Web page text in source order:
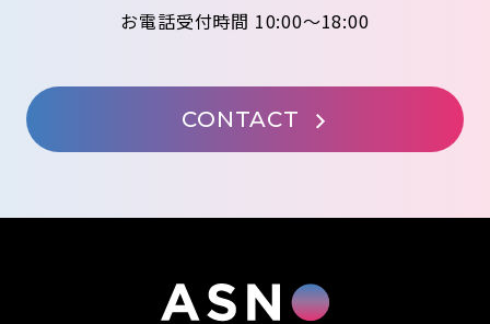
お電話受付時間 10:00～18:00
CONTACT